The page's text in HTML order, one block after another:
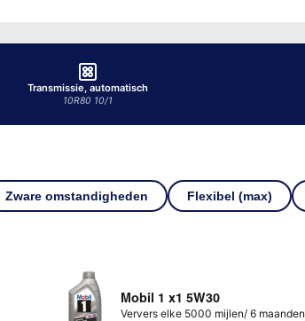
Transmissie, automatisch
10R80 10/1
Zware omstandigheden Flexibel (max)
Mobil 1 x1 5W30
Ververs elke 5000 mijlen/ 6 maanden